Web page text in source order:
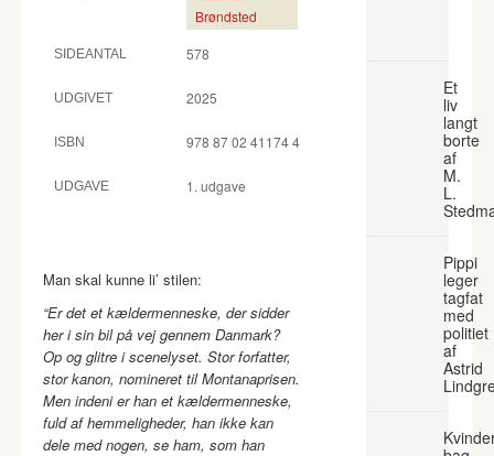
Brøndsted
SIDEANTAL 578
UDGIVET 2025
ISBN 978 87 02 41174 4
UDGAVE 1. udgave
Man skal kunne li’ stilen:
“Er det et kældermenneske, der sidder
her i sin bil på vej gennem Danmark?
Op og glitre i scenelyset. Stor forfatter,
stor kanon, nomineret til Montanaprisen.
Men indeni er han et kældermenneske,
fuld af hemmeligheder, han ikke kan
dele med nogen, se ham, som han
Et
liv
langt
borte
af
M.
L.
Pippi
leger
tagfat
med
politiet
af
Astrid